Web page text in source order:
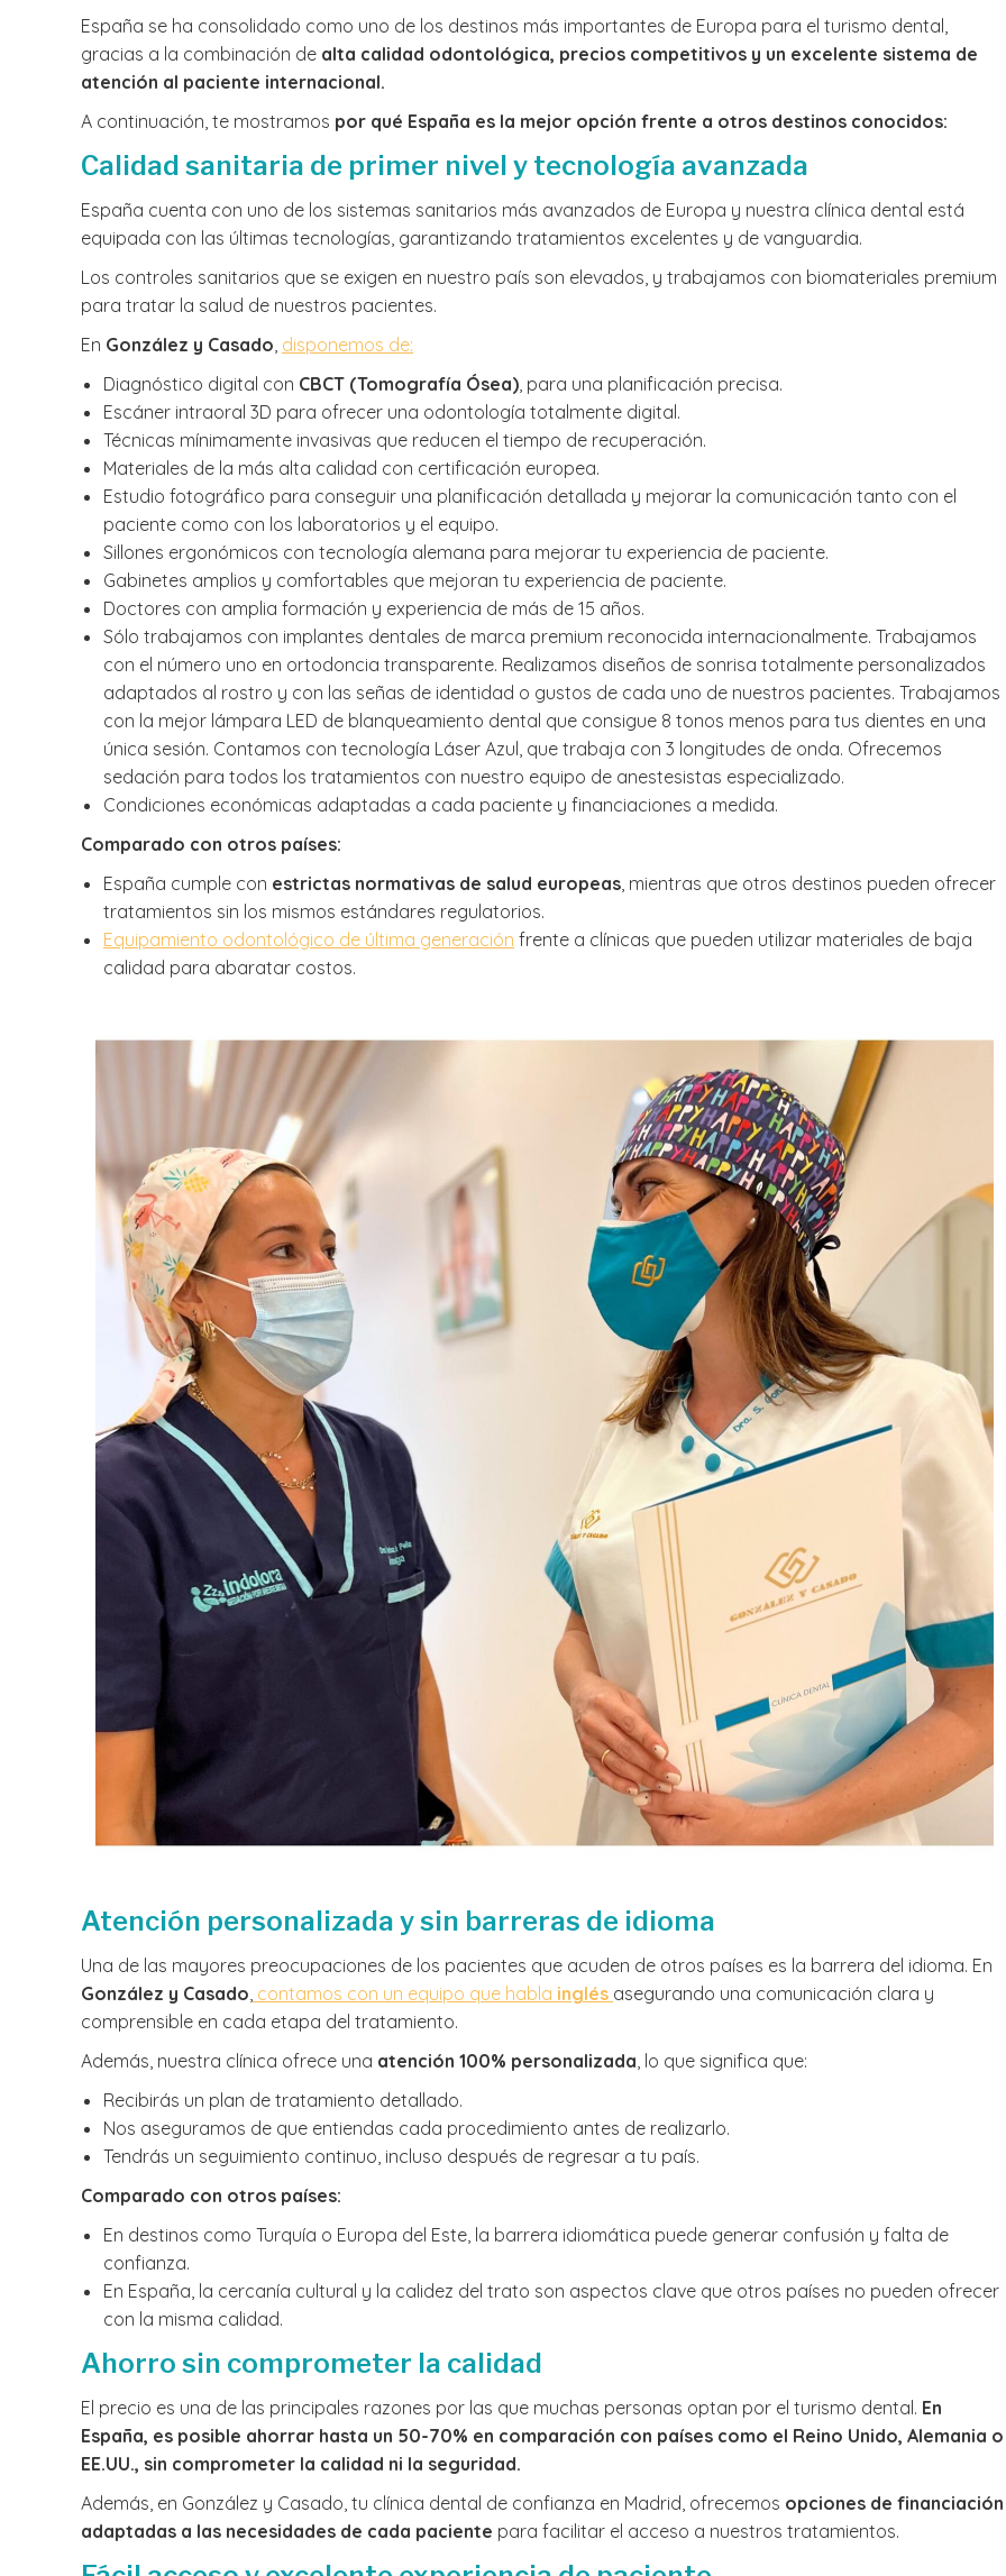
España se ha consolidado como uno de los destinos más importantes de Europa para el turismo dental,
gracias a la combinación de alta calidad odontológica, precios competitivos y un excelente sistema de
atención al paciente internacional.
A continuación, te mostramos por qué España es la mejor opción frente a otros destinos conocidos:
Calidad sanitaria de primer nivel y tecnología avanzada
España cuenta con uno de los sistemas sanitarios más avanzados de Europa y nuestra clínica dental está
equipada con las últimas tecnologías, garantizando tratamientos excelentes y de vanguardia.
Los controles sanitarios que se exigen en nuestro país son elevados, y trabajamos con biomateriales premium
para tratar la salud de nuestros pacientes.
En González y Casado disponemos de:
Diagnóstico digital con CBCT (Tomografía Ósea) , para una planificación precisa.
Escáner intraoral 3D para ofrecer una odontología totalmente digital.
Técnicas mínimamente invasivas que reducen el tiempo de recuperación.
Materiales de la más alta calidad con certificación europea.
Estudio fotográfico para conseguir una planificación detallada y mejorar la comunicación tanto con el
paciente como con los laboratorios y el equipo.
Sillones ergonómicos con tecnología alemana para mejorar tu experiencia de paciente.
Gabinetes amplios y comfortables que mejoran tu experiencia de paciente.
Doctores con amplia formación y experiencia de más de 15 años.
Sólo trabajamos con implantes dentales de marca premium reconocida internacionalmente. Trabajamos
con el número uno en ortodoncia transparente. Realizamos diseños de sonrisa totalmente personalizados
adaptados al rostro y con las señas de identidad o gustos de cada uno de nuestros pacientes. Trabajamos
con la mejor lámpara LED de blanqueamiento dental que consigue 8 tonos menos para tus dientes en una
única sesión. Contamos con tecnología Láser Azul, que trabaja con 3 longitudes de onda. Ofrecemos
sedación para todos los tratamientos con nuestro equipo de anestesistas especializado.
Condiciones económicas adaptadas a cada paciente y financiaciones a medida.
Comparado con otros países:
España cumple con estrictas normativas de salud europeas , mientras que otros destinos pueden ofrecer
tratamientos sin los mismos estándares regulatorios.
Equipamiento odontológico de última generación frente a clínicas que pueden utilizar materiales de baja
calidad para abaratar costos.
Atención personalizada y sin barreras de idioma
Una de las mayores preocupaciones de los pacientes que acuden de otros países es la barrera del idioma. En
González y Casado contamos con un equipo que habla inglés asegurando una comunicación clara y
comprensible en cada etapa del tratamiento.
Además, nuestra clínica ofrece una atención 100% personalizada , lo que significa que:
Recibirás un plan de tratamiento detallado.
Nos aseguramos de que entiendas cada procedimiento antes de realizarlo.
Tendrás un seguimiento continuo, incluso después de regresar a tu país.
Comparado con otros países:
En destinos como Turquía o Europa del Este, la barrera idiomática puede generar confusión y falta de
confianza.
En España, la cercanía cultural y la calidez del trato son aspectos clave que otros países no pueden ofrecer
con la misma calidad.
Ahorro sin comprometer la calidad
El precio es una de las principales razones por las que muchas personas optan por el turismo dental. En
España, es posible ahorrar hasta un 50-70% en comparación con países como el Reino Unido, Alemania o
EE.UU., sin comprometer la calidad ni la seguridad.
Además, en González y Casado, tu clínica dental de confianza en Madrid, ofrecemos opciones de financiación
adaptadas a las necesidades de cada paciente para facilitar el acceso a nuestros tratamientos.